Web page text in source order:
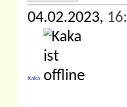
04.02.2023,
Kaka